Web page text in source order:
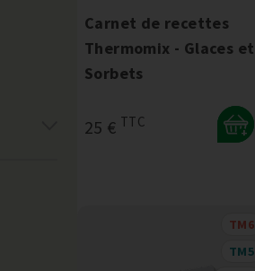
Carnet de recettes
Thermomix - Glaces et
Sorbets
25 € TTC
+
TM6
TM5